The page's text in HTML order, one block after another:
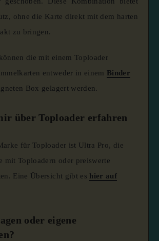
ohne die Karte direkt mit dem harten
zu bringen.
die mit einem Toploader
entweder in einem Binder
Box gelagert werden.
über Toploader erfahren
für Toploader ist Ultra Pro, die
mit Toploadern oder preiswerte
Eine Übersicht gibt es hier auf
oder eigene